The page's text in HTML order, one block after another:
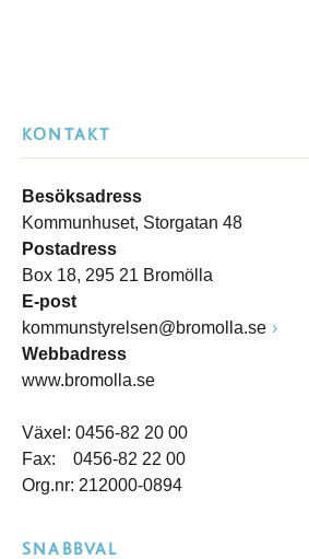
KONTAKT
Besöksadress
Kommunhuset, Storgatan 48
Postadress
Box 18, 295 21 Bromölla
E-post
kommunstyrelsen@bromolla.se
Webbadress
www.bromolla.se
Växel: 0456-82 20 00
Fax: 0456-82 22 00
Org.nr: 212000-0894
SNABBVAL